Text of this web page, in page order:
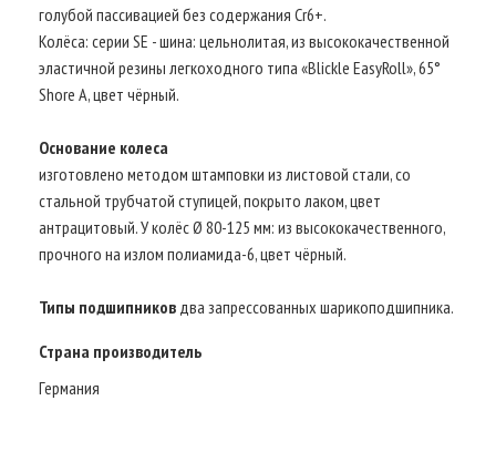
голубой пассивацией без содержания Cr6+.
Колёса: серии SE - шина: цельнолитая, из высококачественной
эластичной резины легкоходного типа «Blickle EasyRoll», 65°
Shore A, цвет чёрный.
Основание колеса
изготовлено методом штамповки из листовой стали, со
стальной трубчатой ступицей, покрыто лаком, цвет
антрацитовый. У колёс Ø 80-125 мм: из высококачественного,
прочного на излом полиамида-6, цвет чёрный.
Типы подшипников два запрессованных шарикоподшипника.
Страна производитель
Германия